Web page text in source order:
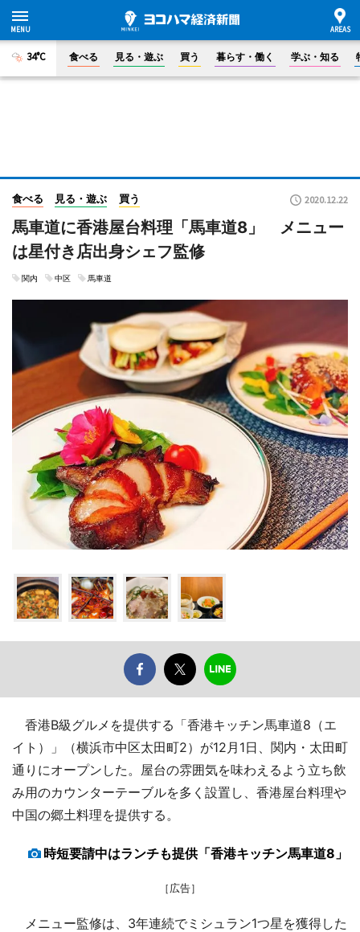
34°C 食べる 見る・遊ぶ 買う 暮らす・働く 学ぶ・知る
食べる 見る・遊ぶ 買う 2020.12.22
馬車道に香港屋台料理「馬車道8」 メニュー
は星付き店出身シェフ監修
関内 中区 馬車道
香港B級グルメを提供する「香港キッチン馬車道8（エ
イト）」（横浜市中区太田町2）が12月1日、関内・太田町
通りにオープンした。屋台の雰囲気を味わえるよう立ち飲
み用のカウンターテーブルを多く設置し、香港屋台料理や
中国の郷土料理を提供する。
時短要請中はランチも提供「香港キッチン馬車道8」
［広告］
メニュー監修は、3年連続でミシュラン1つ星を獲得した